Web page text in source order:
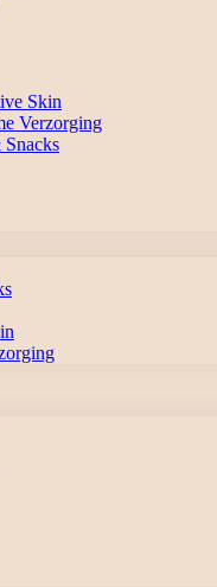
Skin
Verzorging